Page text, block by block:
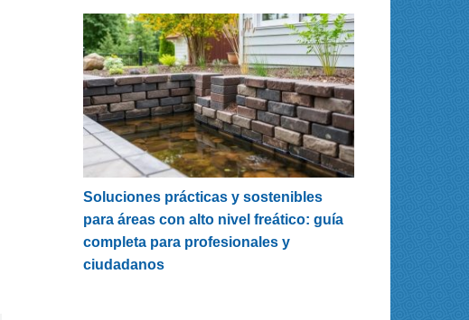
Soluciones prácticas y sostenibles
para áreas con alto nivel freático: guía
completa para profesionales y
ciudadanos